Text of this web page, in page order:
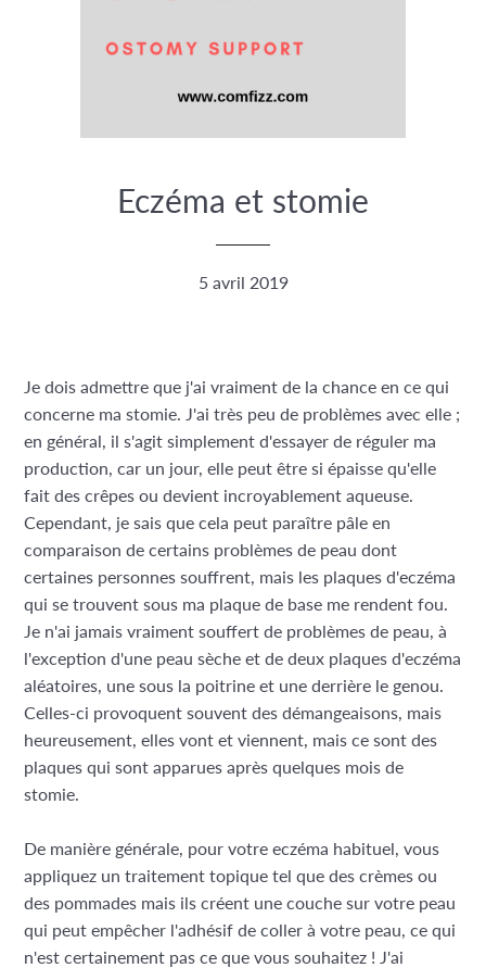
Eczéma et stomie
5 avril 2019
Je dois admettre que j'ai vraiment de la chance en ce qui
concerne ma stomie. J'ai très peu de problèmes avec elle ;
en général, il s'agit simplement d'essayer de réguler ma
production, car un jour, elle peut être si épaisse qu'elle
fait des crêpes ou devient incroyablement aqueuse.
Cependant, je sais que cela peut paraître pâle en
comparaison de certains problèmes de peau dont
certaines personnes souffrent, mais les plaques d'eczéma
qui se trouvent sous ma plaque de base me rendent fou.
Je n'ai jamais vraiment souffert de problèmes de peau, à
l'exception d'une peau sèche et de deux plaques d'eczéma
aléatoires, une sous la poitrine et une derrière le genou.
Celles-ci provoquent souvent des démangeaisons, mais
heureusement, elles vont et viennent, mais ce sont des
plaques qui sont apparues après quelques mois de
stomie.
De manière générale, pour votre eczéma habituel, vous
appliquez un traitement topique tel que des crèmes ou
des pommades mais ils créent une couche sur votre peau
qui peut empêcher l'adhésif de coller à votre peau, ce qui
n'est certainement pas ce que vous souhaitez ! J'ai